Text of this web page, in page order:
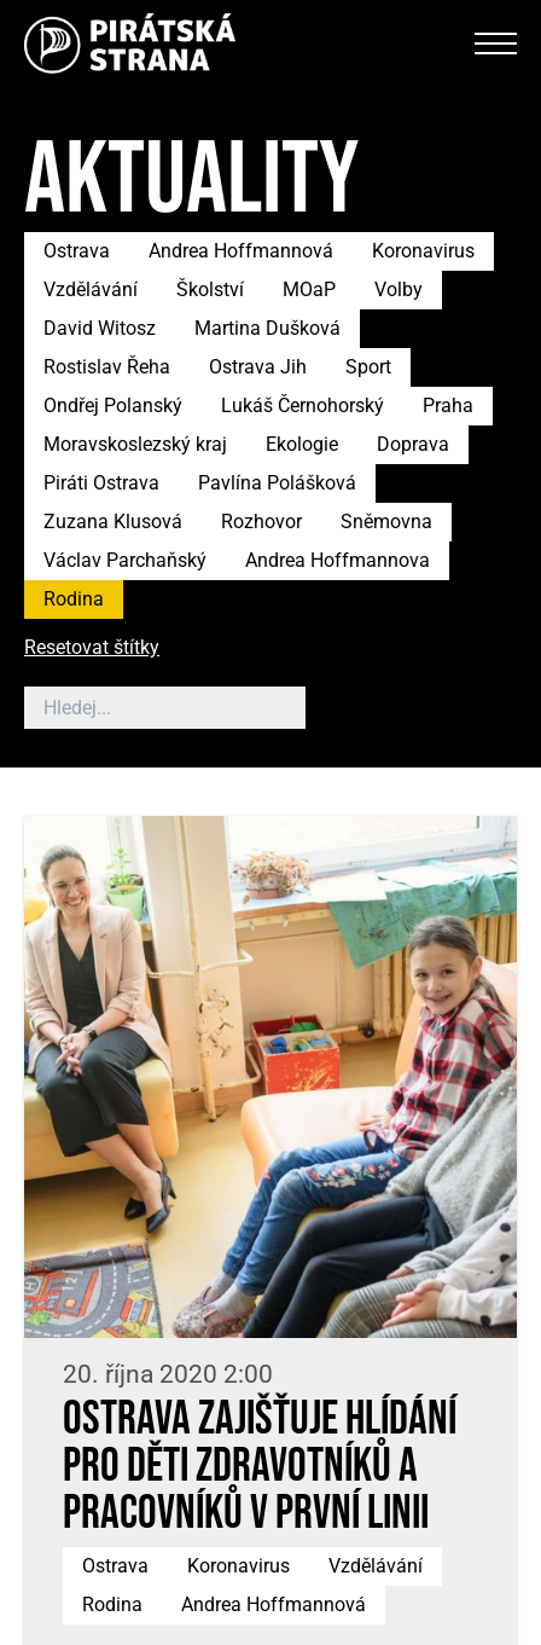
AKTUALITY
Ostrava Andrea Hoffmannová
Koronavirus
Vzdělávání
Školství MOaP
Volby
David Witosz
Martina Dušková
Rostislav Řeha
Ostrava Jih
Sport
Ondřej Polanský
Lukáš Černohorský
Praha
Moravskoslezský kraj
Ekologie
Doprava
Piráti Ostrava
Pavlína Polášková
Zuzana Klusová
Rozhovor
Sněmovna
Václav Parchaňský
Andrea Hoffmannova
Rodina
Resetovat štítky
20. října 2020 2:00
Ostrava zajišťuje hlídání
pro děti zdravotníků a
pracovníků v první linii
Ostrava Koronavirus
Vzdělávání
Rodina
Andrea Hoffmannová